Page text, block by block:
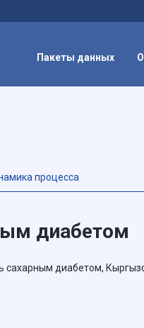
Пакеты данных
процесса
диабетом
диабетом,